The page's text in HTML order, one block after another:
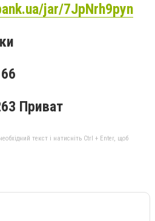
jar/7JpNrh9pyn
Приват
текст і натисніть Ctrl + Enter, щоб